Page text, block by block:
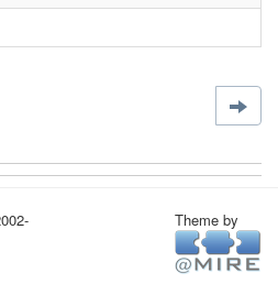
Theme by